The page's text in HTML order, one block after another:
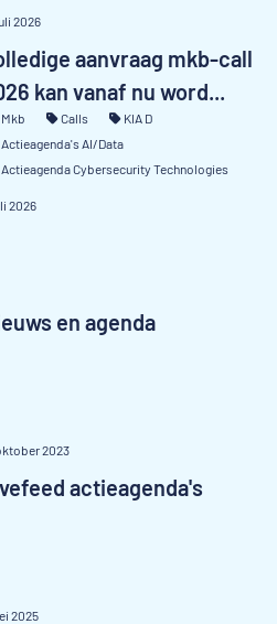
2026
aanvraag mkb-call
kan vanaf nu word...
Mkb Calls
KIA D
Actieagenda's AI/Data
Actieagenda Cybersecurity Technologies
2026
en agenda
2023
actieagenda's
2025